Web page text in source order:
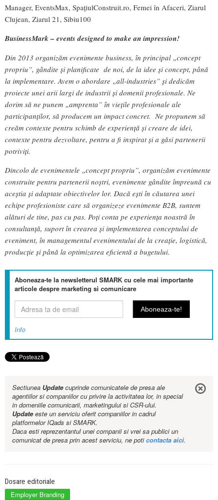
Manager, EventsMax, SpațiulConstruit.ro, Femei în Afaceri, Ziarul
Clujean, Ziarul 21, Sibiu100
BusinessMark – events designed to make an impression!
Din 2013 organizăm evenimente business, în principal „concept
propriu”, gândite și planificate de noi, de la idee și concept, până
la implementare. Avem o abordare „all-industries” și dedicăm
proiecte unei arii largi de industrii și domenii profesionale. Ne
dorim să ne punem „amprenta” în viețile profesionale ale
participanților, să producem un impact concret. Ne propunem să
creăm contexte pentru schimb de experiență și creare de idei,
contexte pentru dezvoltare, pentru a fi inspirat și a găsi partenerii
potriviți.
Dincolo de evenimentele „concept propriu”, organizăm evenimente
construite pentru partenerii noștri, evenimente gândite împreună cu
aceștia și adaptate obiectivelor lor. Dacă ești în căutarea unei
echipe profesioniste care să organizeze evenimente B2B, suntem
alături de tine, pas cu pas. Poți conta pe experiența noastră în
consultanță, suport în crearea și implementarea conceptului de
eveniment, în managementul evenimentului de la creație, logistică,
producție și până la optimizarea eficientă a bugetului.
Aboneaza-te la newsletterul SMARK cu cele mai importante
articole despre marketing si comunicare
Info
Sectiunea Updatecuprinde comunicatele de presa ale
agentiilor si companiilor cu privire la activitatea lor, in special
in domeniile comunicarii, marketingului si CSR-ului.
Updateeste un serviciu oferit companiilor in cadrul
platformelor IQads si SMARK.
Daca esti reprezentantul unei companii si vrei sa publici un
comunicat de presa prin acest serviciu, ne poticontacta aici.
Dosare editoriale
Employer Branding